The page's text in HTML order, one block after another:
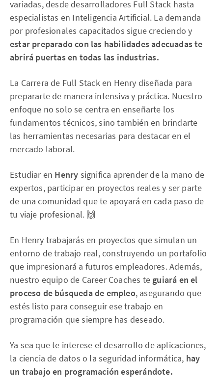
variadas, desde desarrolladores Full Stack hasta
especialistas en Inteligencia Artificial. La demanda
por profesionales capacitados sigue creciendo y
estar preparado con las habilidades adecuadas te
abrirá puertas en todas las industrias.
La Carrera de Full Stack en Henry diseñada para
prepararte de manera intensiva y práctica. Nuestro
enfoque no solo se centra en enseñarte los
fundamentos técnicos, sino también en brindarte
las herramientas necesarias para destacar en el
mercado laboral.
Estudiar en Henry significa aprender de la mano de
expertos, participar en proyectos reales y ser parte
de una comunidad que te apoyará en cada paso de
tu viaje profesional. 🙌
En Henry trabajarás en proyectos que simulan un
entorno de trabajo real, construyendo un portafolio
que impresionará a futuros empleadores. Además,
nuestro equipo de Career Coaches te guiará en el
proceso de búsqueda de empleo, asegurando que
estés listo para conseguir ese trabajo en
programación que siempre has deseado.
Ya sea que te interese el desarrollo de aplicaciones,
la ciencia de datos o la seguridad informática, hay
un trabajo en programación esperándote.